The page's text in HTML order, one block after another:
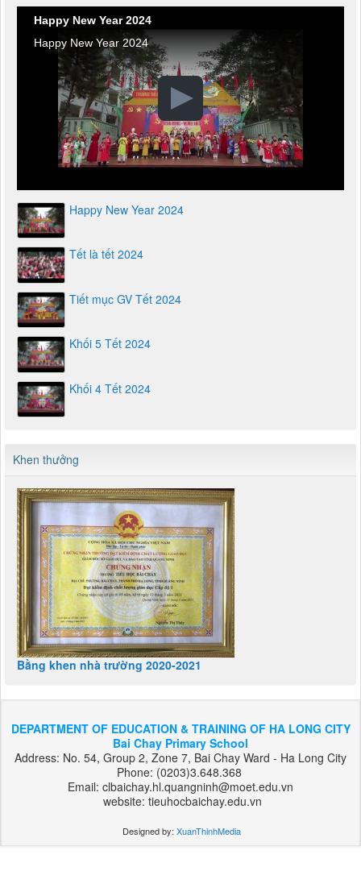
Happy New Year 2024
Happy New Year 2024
Happy New Year 2024
Tết là tết 2024
Tiết mục GV Tết 2024
Khối 5 Tết 2024
Khối 4 Tết 2024
Khen thưởng
Bằng khen nhà trường 2020-2021
DEPARTMENT OF EDUCATION & TRAINING OF HA LONG CITY
Bai Chay Primary School
Address: No. 54, Group 2, Zone 7, Bai Chay Ward - Ha Long City
Phone: (0203)3.648.368
Email: clbaichay.hl.quangninh@moet.edu.vn
website: tieuhocbaichay.edu.vn
Designed by: XuanThinhMedia
بت